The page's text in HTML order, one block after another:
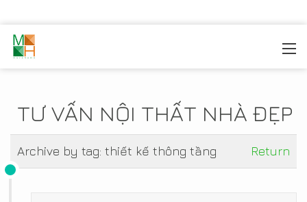
TƯ VẤN NỘI THẤT NHÀ ĐẸP
Archive by tag: thiết kế thông tầng Return